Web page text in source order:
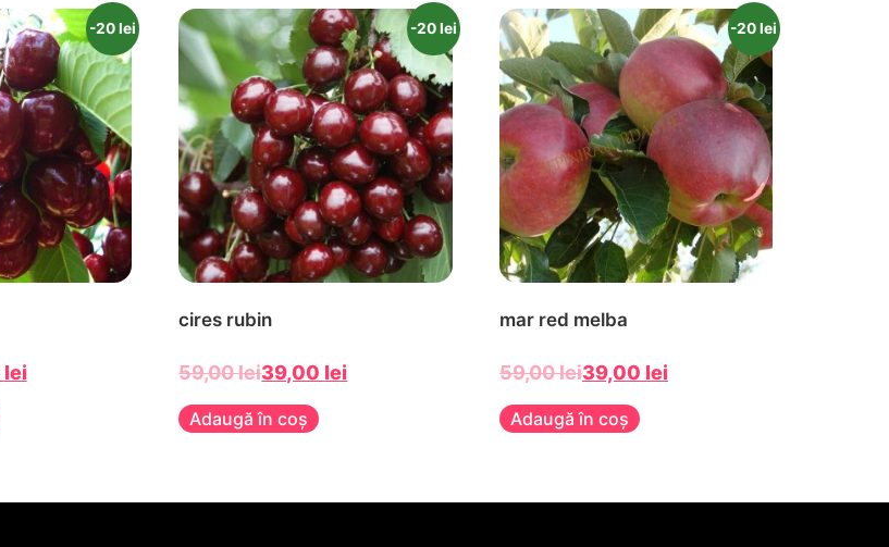
-20 lei
lei
-20 lei
cires rubin
59,00lei39,00 lei
Adaugă în coș
-20 lei
mar red melba
59,00lei39,00 lei
Adaugă în coș